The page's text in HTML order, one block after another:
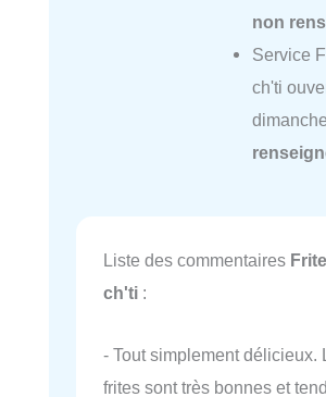
non
Service
ch'ti
Liste des commentaires
ch'ti :
- Tout simplement délicieux.
frites sont très bonnes et